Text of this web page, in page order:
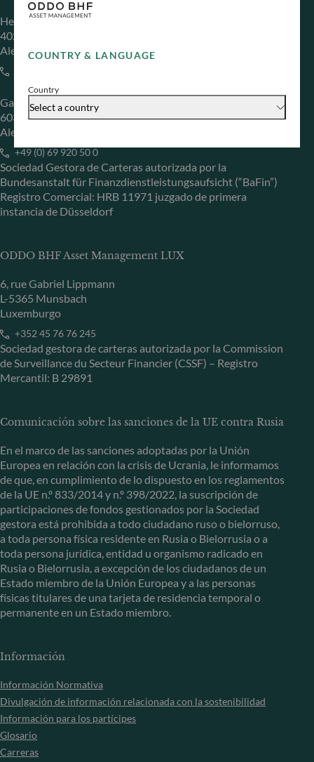
COUNTRY & LANGUAGE
Country
Select a country
Herzogstraße 15
40217 Düsseldorf
Alemania
Gallusanlage 8
60329 Frankfurt am Main
Alemania
+49 (0) 69 920 50 0
Sociedad Gestora de Carteras autorizada por la
Bundesanstalt für Finanzdienstleistungsaufsicht (“BaFin”)
Registro Comercial: HRB 11971 juzgado de primera
instancia de Düsseldorf
ODDO BHF Asset Management LUX
6, rue Gabriel Lippmann
L-5365 Munsbach
Luxemburgo
+352 45 76 76 245
Sociedad gestora de carteras autorizada por la Commission
de Surveillance du Secteur Financier (CSSF) – Registro
Mercantil: B 29891
Comunicación sobre las sanciones de la UE contra Rusia
En el marco de las sanciones adoptadas por la Unión
Europea en relación con la crisis de Ucrania, le informamos
de que, en cumplimiento de lo dispuesto en los reglamentos
de la UE n.º 833/2014 y n.º 398/2022, la suscripción de
participaciones de fondos gestionados por la Sociedad
gestora está prohibida a todo ciudadano ruso o bielorruso,
a toda persona física residente en Rusia o Bielorrusia o a
toda persona jurídica, entidad u organismo radicado en
Rusia o Bielorrusia, a excepción de los ciudadanos de un
Estado miembro de la Unión Europea y a las personas
físicas titulares de una tarjeta de residencia temporal o
permanente en un Estado miembro.
Información
Información Normativa
Divulgación de información relacionada con la sostenibilidad
Información para los partícipes
Glosario
Carreras